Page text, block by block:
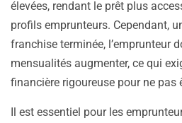
élevées, rendant le prêt plus
profils emprunteurs. Cependant,
franchise terminée, l’emprunteur
mensualités augmenter, ce qui
financière rigoureuse pour ne pas
Il est essentiel pour les